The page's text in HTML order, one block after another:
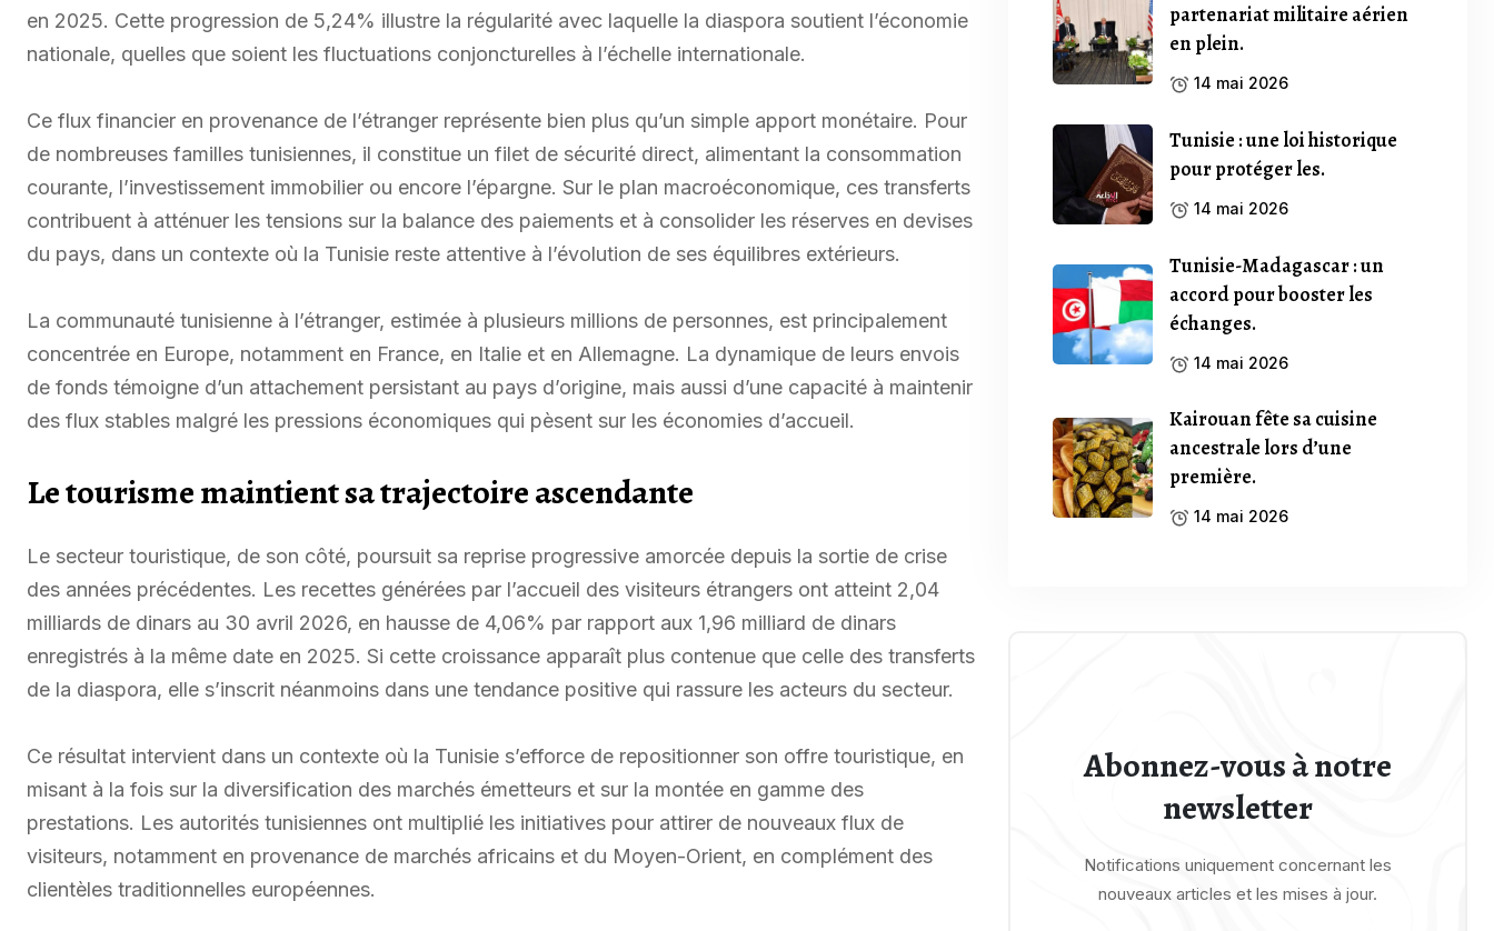
en 2025. Cette progression de 5,24% illustre la régularité avec laquelle la diaspora soutient l’économie
nationale, quelles que soient les fluctuations conjoncturelles à l’échelle internationale.
Ce flux financier en provenance de l’étranger représente bien plus qu’un simple apport monétaire. Pour
de nombreuses familles tunisiennes, il constitue un filet de sécurité direct, alimentant la consommation
courante, l’investissement immobilier ou encore l’épargne. Sur le plan macroéconomique, ces transferts
contribuent à atténuer les tensions sur la balance des paiements et à consolider les réserves en devises
du pays, dans un contexte où la Tunisie reste attentive à l’évolution de ses équilibres extérieurs.
La communauté tunisienne à l’étranger, estimée à plusieurs millions de personnes, est principalement
concentrée en Europe, notamment en France, en Italie et en Allemagne. La dynamique de leurs envois
de fonds témoigne d’un attachement persistant au pays d’origine, mais aussi d’une capacité à maintenir
des flux stables malgré les pressions économiques qui pèsent sur les économies d’accueil.
Le tourisme maintient sa trajectoire ascendante
Le secteur touristique, de son côté, poursuit sa reprise progressive amorcée depuis la sortie de crise
des années précédentes. Les recettes générées par l’accueil des visiteurs étrangers ont atteint 2,04
milliards de dinars au 30 avril 2026, en hausse de 4,06% par rapport aux 1,96 milliard de dinars
enregistrés à la même date en 2025. Si cette croissance apparaît plus contenue que celle des transferts
de la diaspora, elle s’inscrit néanmoins dans une tendance positive qui rassure les acteurs du secteur.
Ce résultat intervient dans un contexte où la Tunisie s’efforce de repositionner son offre touristique, en
misant à la fois sur la diversification des marchés émetteurs et sur la montée en gamme des
prestations. Les autorités tunisiennes ont multiplié les initiatives pour attirer de nouveaux flux de
visiteurs, notamment en provenance de marchés africains et du Moyen-Orient, en complément des
clientèles traditionnelles européennes.
partenariat militaire aérien
en plein.
14 mai 2026
Tunisie : une loi historique
pour protéger les.
14 mai 2026
Tunisie-Madagascar : un
accord pour booster les
échanges.
14 mai 2026
Kairouan fête sa cuisine
ancestrale lors d’une
première.
14 mai 2026
Abonnez-vous à notre
newsletter
Notifications uniquement concernant les
nouveaux articles et les mises à jour.